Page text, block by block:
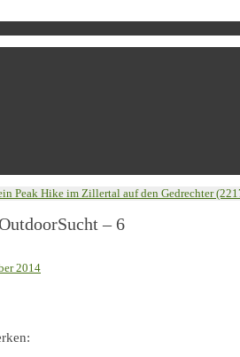
Peak Hike im Zillertal auf den Gedrechter
– 6
2014